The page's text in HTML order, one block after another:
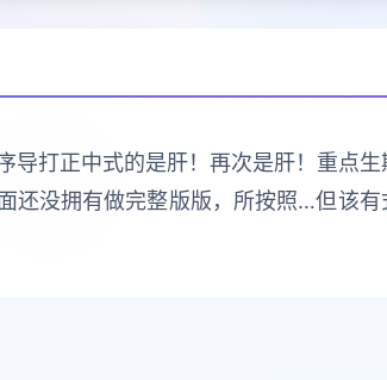
打正中式的是肝！再次是肝！重点生
还没拥有做完整版版，所按照…但该有